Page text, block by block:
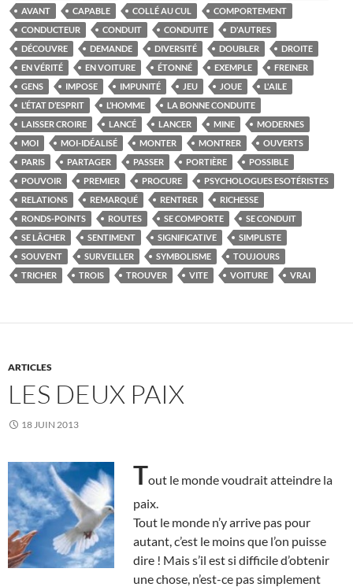
AVANT
CAPABLE COLLÉ AU CUL
COMPORTEMENT
CONDUCTEUR
CONDUIT CONDUITE
D'AUTRES
DÉCOUVRE
DEMANDE DIVERSITÉ DOUBLER
DROITE
EN VÉRITÉ
EN VOITURE ÉTONNÉ EXEMPLE
FREINER
GENS
IMPOSE IMPUNITÉ JEU JOUE
L'AILE
L’ÉTAT D’ESPRIT
L’HOMME
LA BONNE CONDUITE
LAISSER CROIRE
LANCÉ LANCER MINE
MODERNES
MOI
MOI-IDÉALISÉ MONTER MONTRER
OUVERTS
PARIS
PARTAGER PASSER PORTIÈRE
POSSIBLE
POUVOIR
PREMIER PROCURE
PSYCHOLOGUES ESOTÉRISTES
RELATIONS
REMARQUÉ RENTRER
RICHESSE
RONDS-POINTS
ROUTES SE COMPORTE
SE CONDUIT
SE LÂCHER
SENTIMENT SIGNIFICATIVE
SIMPLISTE
SOUVENT
SURVEILLER SYMBOLISME
TOUJOURS
TRICHER
TROIS TROUVER VITE VOITURE VRAI
ARTICLES
LES DEUX PAIX
18 JUIN 2013
Tout le monde voudrait atteindre la
paix.
Tout le monde n’y arrive pas pour
autant, c’est le moins que l’on puisse
dire ! Mais s’il est si difficile d’obtenir
une chose, n’est-ce pas simplement